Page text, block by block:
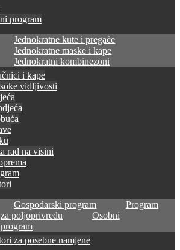
program
Jednokratne kute i pregače
Jednokratne maske i kape
Jednokratni kombinezoni
i kape
vidljivosti
rad na visini
Gospodarski program
Program
za poljoprivredu
Osobni
program
za posebne namjene